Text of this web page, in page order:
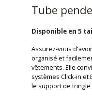
Tube
Disponible en 5
Assurez-vous
organisé et
vêtements. Elle
systèmes Click-in et
le support de